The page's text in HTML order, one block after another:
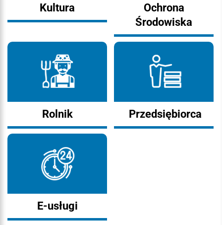
Kultura
Ochrona
Środowiska
Rolnik Przedsiębiorca
E-usługi